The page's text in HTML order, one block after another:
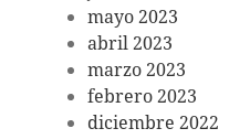
mayo 2023
abril 2023
marzo 2023
febrero 2023
diciembre 2022